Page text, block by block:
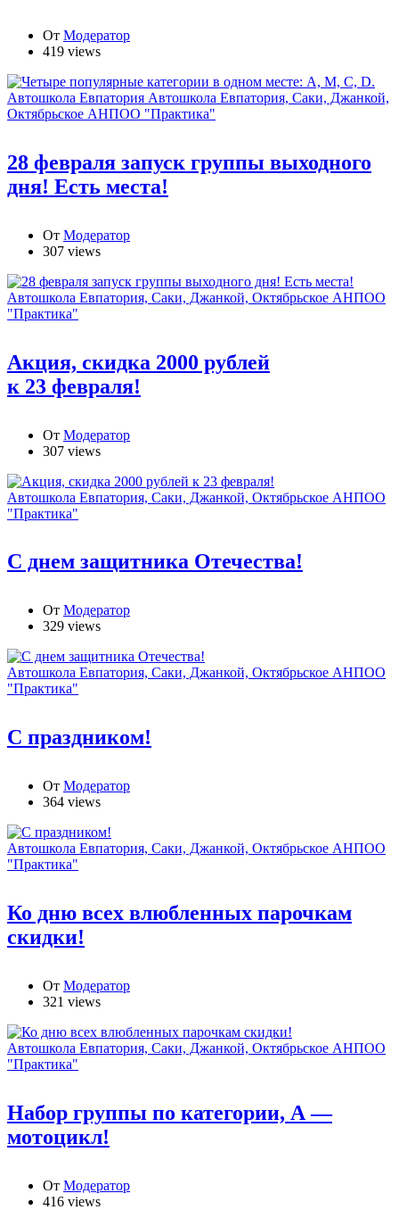
От Модератор
419 views
Автошкола Евпатория Автошкола Евпатория, Саки, Джанкой,
Октябрьское АНПОО "Практика"
28 февраля запуск группы выходного
дня! Есть места!
От Модератор
307 views
Автошкола Евпатория, Саки, Джанкой, Октябрьское АНПОО
"Практика"
Акция, скидка 2000 рублей
к 23 февраля!
От Модератор
307 views
Автошкола Евпатория, Саки, Джанкой, Октябрьское АНПОО
"Практика"
С днем защитника Отечества!
От Модератор
329 views
Автошкола Евпатория, Саки, Джанкой, Октябрьское АНПОО
"Практика"
С праздником!
От Модератор
364 views
Автошкола Евпатория, Саки, Джанкой, Октябрьское АНПОО
"Практика"
Ко дню всех влюбленных парочкам
скидки!
От Модератор
321 views
Автошкола Евпатория, Саки, Джанкой, Октябрьское АНПОО
"Практика"
Набор группы по категории, А —
мотоцикл!
От Модератор
416 views